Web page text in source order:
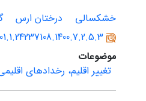
خشکسالی
درختان ارس
موضوعات
تغییر اقلیم، رخدادهای